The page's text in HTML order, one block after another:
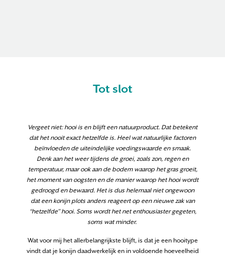
Tot slot
Vergeet niet: hooi is en blijft een natuurproduct. Dat betekent
dat het nooit exact hetzelfde is. Heel wat natuurlijke factoren
beïnvloeden de uiteindelijke voedingswaarde en smaak.
Denk aan het weer tijdens de groei, zoals zon, regen en
temperatuur, maar ook aan de bodem waarop het gras groeit,
het moment van oogsten en de manier waarop het hooi wordt
gedroogd en bewaard. Het is dus helemaal niet ongewoon
dat een konijn plots anders reageert op een nieuwe zak van
“hetzelfde” hooi. Soms wordt het net enthousiaster gegeten,
soms wat minder.
Wat voor mij het allerbelangrijkste blijft, is dat je een hooitype
vindt dat je konijn daadwerkelijk en in voldoende hoeveelheid